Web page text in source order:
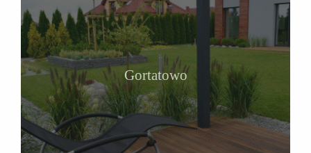
Gortatowo